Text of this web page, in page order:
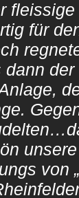
für
der
unsere
von